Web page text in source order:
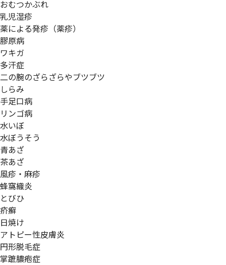
おむつかぶれ
乳児湿疹
薬による発疹（薬疹）
膠原病
ワキガ
多汗症
二の腕のざらざらやブツブツ
しらみ
手足口病
リンゴ病
水いぼ
水ぼうそう
青あざ
茶あざ
風疹・麻疹
蜂窩織炎
とびひ
疥癬
日焼け
アトピー性皮膚炎
円形脱毛症
掌蹠膿疱症